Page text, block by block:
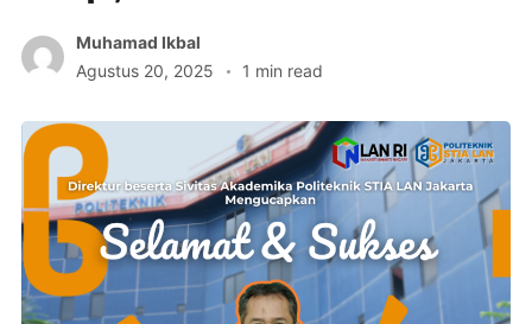
Muhamad Ikbal
Agustus 20, 2025
1 min read